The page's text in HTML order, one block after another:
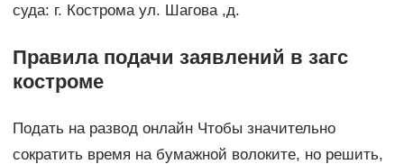
суда: г. Кострома ул. Шагова ,д.
Правила подачи заявлений в загс
костроме
Подать на развод онлайн Чтобы значительно
сократить время на бумажной волоките, но решить,